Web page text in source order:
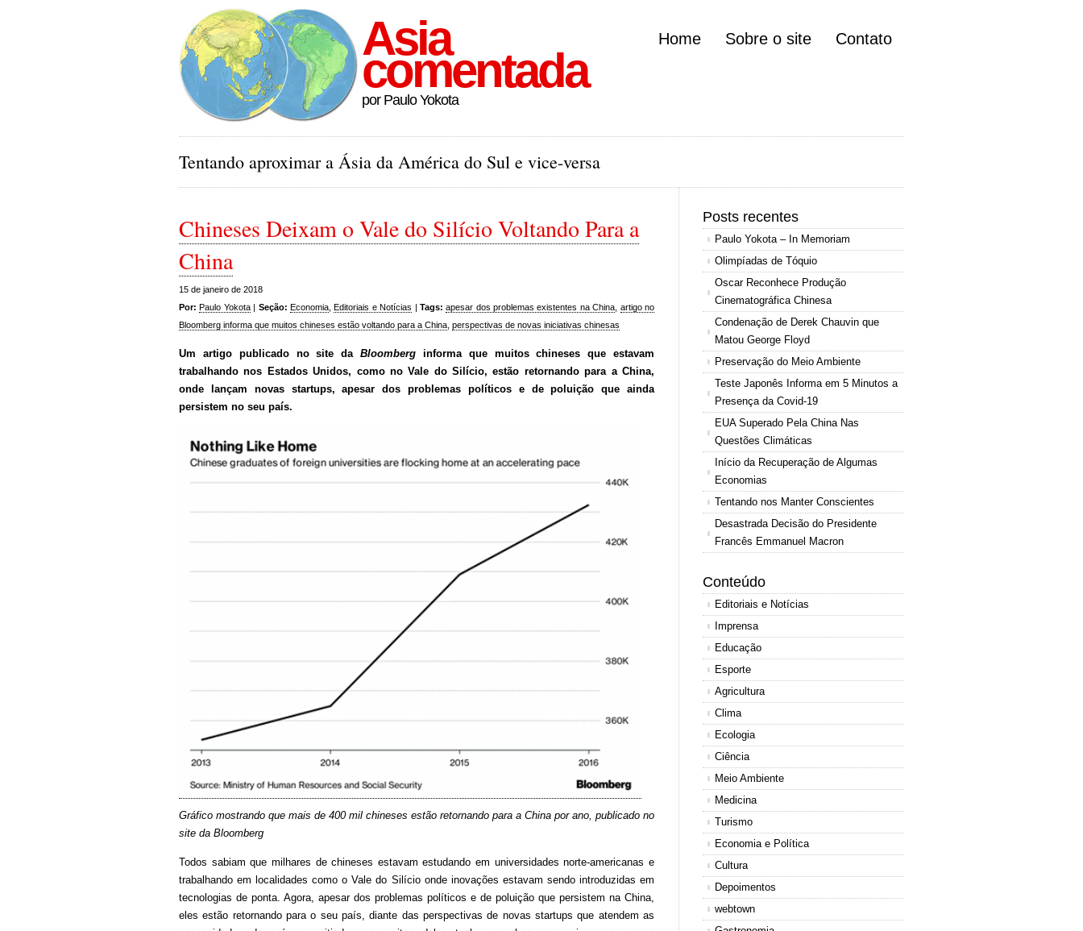
Asia
comentada
por Paulo Yokota
Home Sobre o site Contato
Tentando aproximar a Ásia da América do Sul e vice-versa
Chineses Deixam o Vale do Silício Voltando Para a
China
15 de janeiro de 2018
Por: Paulo Yokota| Seção: Economia,Editoriais e Notícias | Tags: apesar dos problemas existentes na China artigo no
Bloomberg informa que muitos chineses estão voltando para a China perspectivas de novas iniciativas chinesas
Um artigo publicado no site da Bloomberg informa que muitos chineses que estavam
trabalhando nos Estados Unidos, como no Vale do Silício, estão retornando para a China,
onde lançam novas startups, apesar dos problemas políticos e de poluição que ainda
persistem no seu país.
Gráfico mostrando que mais de 400 mil chineses estão retornando para a China por ano, publicado no
site da Bloomberg
Todos sabiam que milhares de chineses estavam estudando em universidades norte-americanas e
trabalhando em localidades como o Vale do Silício onde inovações estavam sendo introduzidas em
tecnologias de ponta. Agora, apesar dos problemas políticos e de poluição que persistem na China,
eles estão retornando para o seu país, diante das perspectivas de novas startups que atendem as
Posts recentes
Paulo Yokota – In Memoriam
Olimpíadas de Tóquio
Oscar Reconhece Produção
Cinematográfica Chinesa
Condenação de Derek Chauvin que
Matou George Floyd
Preservação do Meio Ambiente
Teste Japonês Informa em 5 Minutos a
Presença da Covid-19
EUA Superado Pela China Nas
Questões Climáticas
Início da Recuperação de Algumas
Economias
Tentando nos Manter Conscientes
Desastrada Decisão do Presidente
Francês Emmanuel Macron
Conteúdo
Editoriais e Notícias
Imprensa
Educação
Esporte
Agricultura
Clima
Ecologia
Ciência
Meio Ambiente
Medicina
Turismo
Economia e Política
Cultura
Depoimentos
webtown